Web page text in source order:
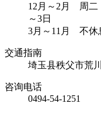
12月～2月 周二
～3日
3月～11月 不休
交通指南
埼玉县秩父市荒
咨询电话
0494-54-1251